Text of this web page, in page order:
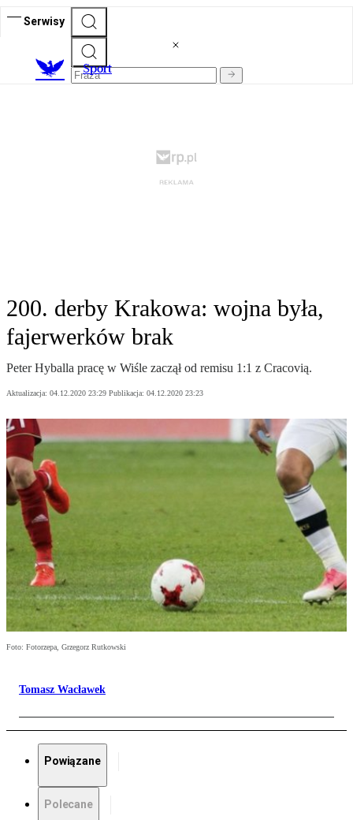
Serwisy
Sport
200. derby Krakowa: wojna była,
fajerwerków brak
Peter Hyballa pracę w Wiśle zaczął od remisu 1:1 z Cracovią.
Aktualizacja: 04.12.2020 23:29 Publikacja: 04.12.2020 23:23
Foto: Fotorzepa, Grzegorz Rutkowski
Tomasz Wacławek
Powiązane
Polecane